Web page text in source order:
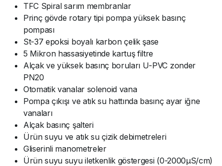
TFC Spiral sarım membranlar
Prinç gövde rotary tipi pompa yüksek basınç
pompası
St-37 epoksi boyalı karbon çelik şase
5 Mikron hassasiyetinde kartuş filtre
Alçak ve yüksek basınç boruları U-PVC zonder
PN20
Otomatik vanalar solenoid vana
Pompa çıkışı ve atık su hattında basınç ayar iğne
vanaları
Alçak basınç şalteri
Ürün suyu ve atık su çizik debimetreleri
Gliserinli manometreler
Ürün suyu suyu iletkenlik göstergesi (0-2000µS/cm)